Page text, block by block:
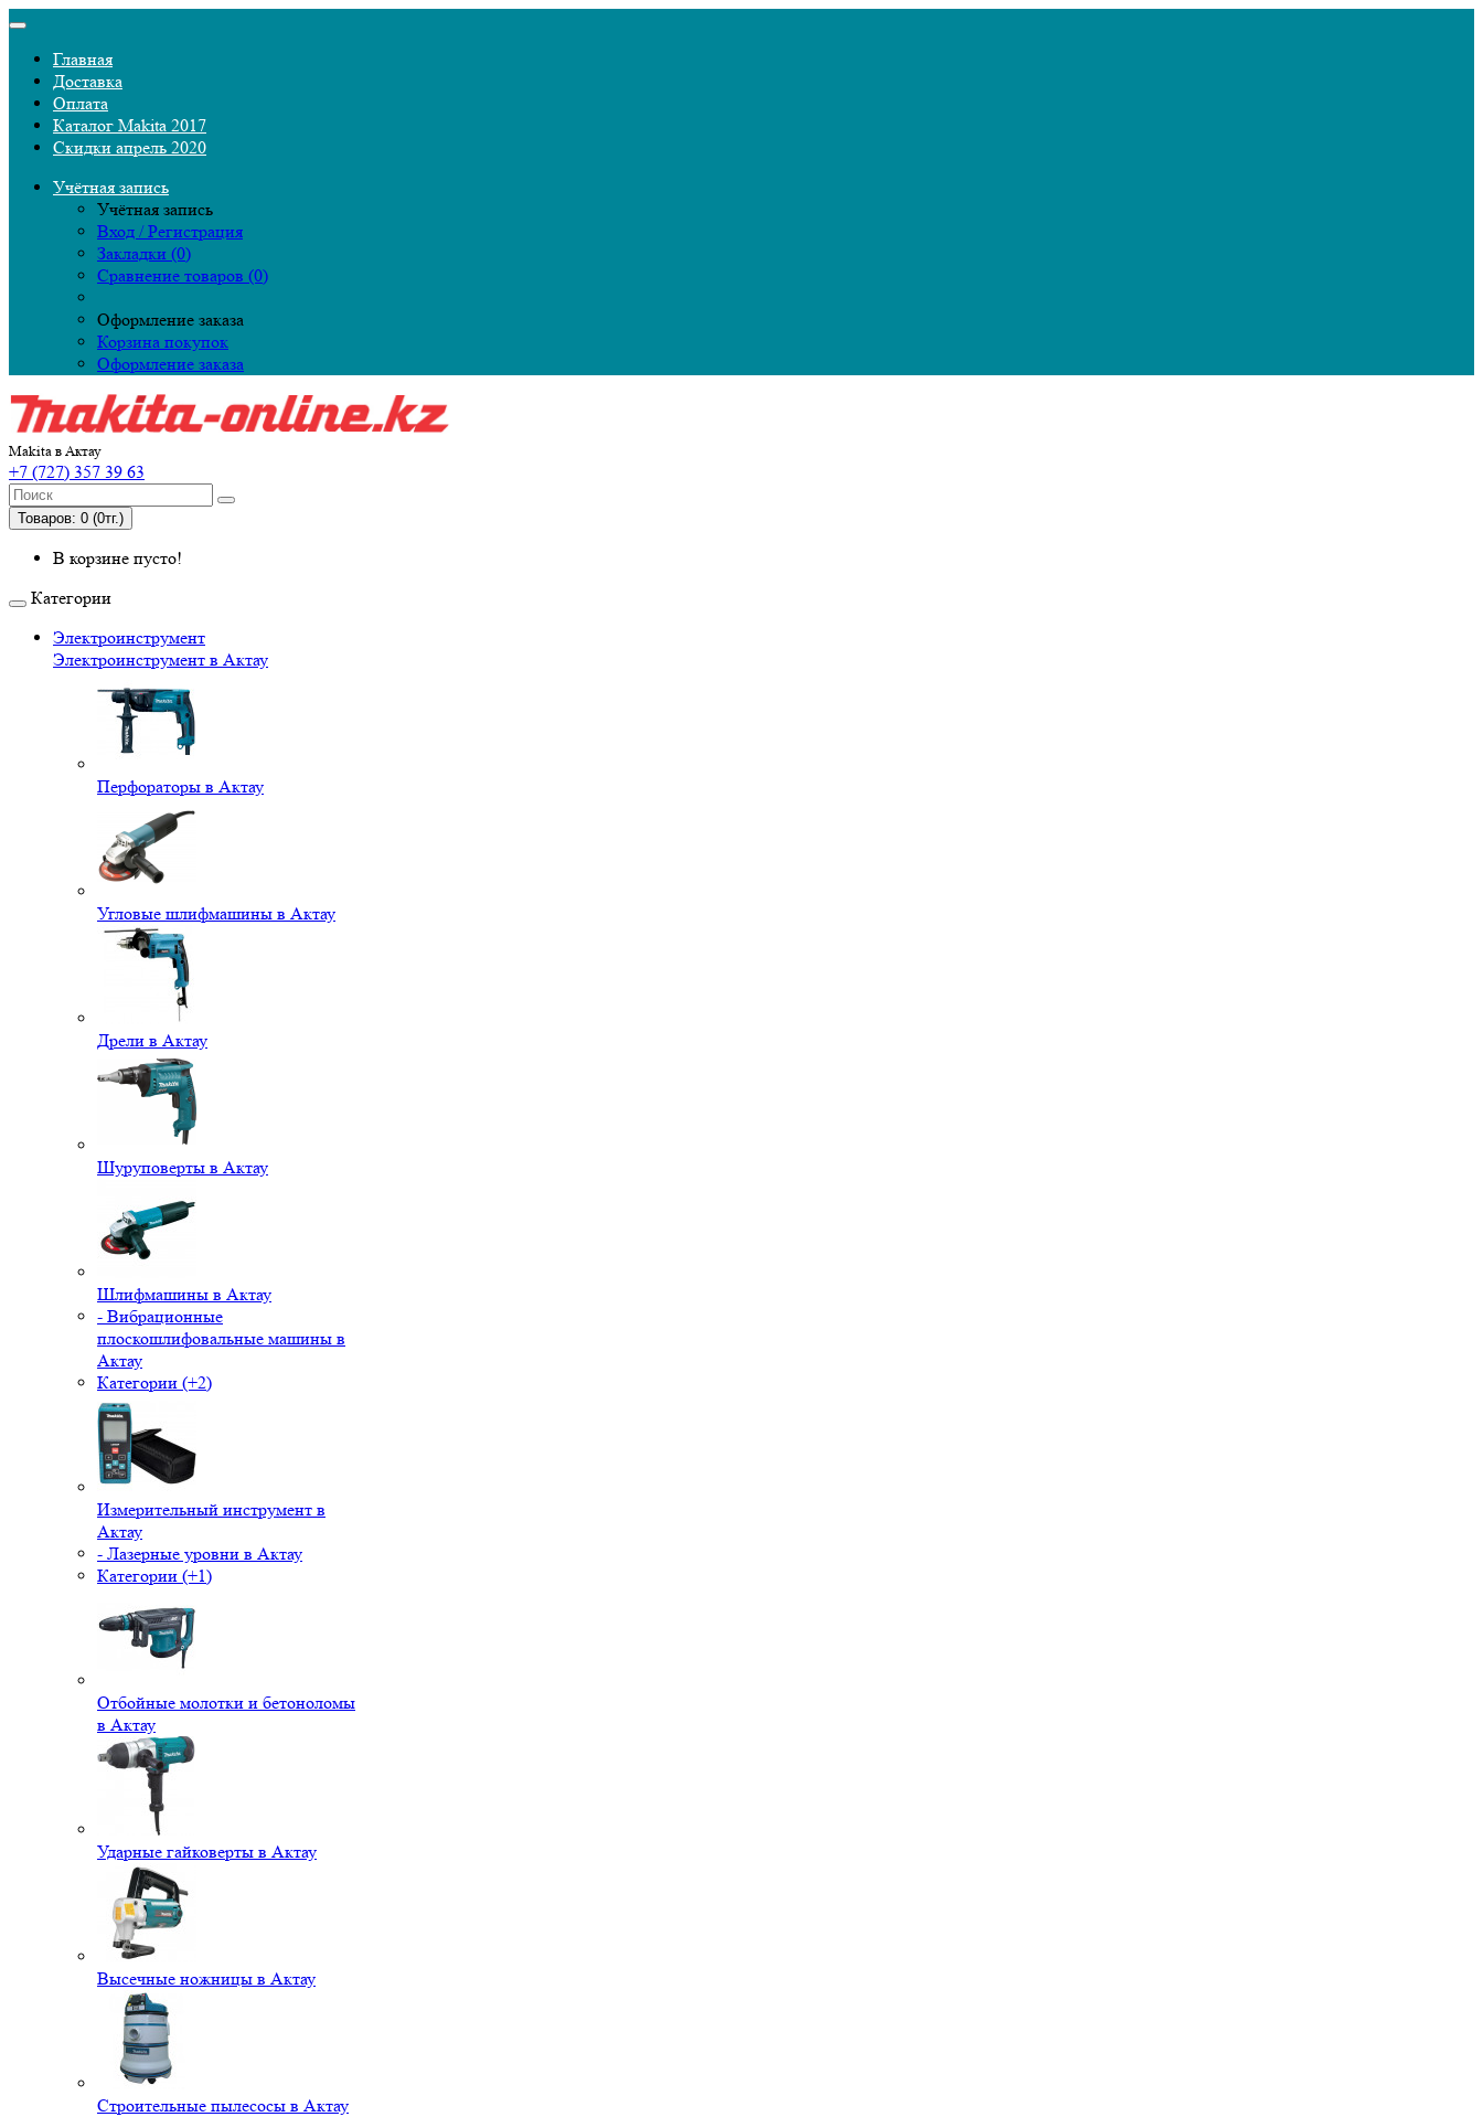
Главная
Доставка
Оплата
Каталог Makita 2017
Скидки апрель 2020
Учётная запись
Учётная запись
Вход / Регистрация
Закладки (0)
Сравнение товаров (0)
Оформление заказа
Корзина покупок
Оформление заказа
Makita в Актау
+7 (727) 357 39 63
Товаров: 0 (0тг.)
В корзине пусто!
Категории
Электроинструмент
Электроинструмент в Актау
Перфораторы в Актау
Угловые шлифмашины в Актау
Дрели в Актау
Шуруповерты в Актау
Шлифмашины в Актау
- Вибрационные
плоскошлифовальные машины в
Актау
Категории (+2)
Измерительный инструмент в
Актау
- Лазерные уровни в Актау
Категории (+1)
Отбойные молотки и бетоноломы
в Актау
Ударные гайковерты в Актау
Высечные ножницы в Актау
Строительные пылесосы в Актау